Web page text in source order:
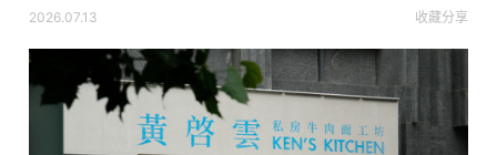
2026.07.13 收藏分享